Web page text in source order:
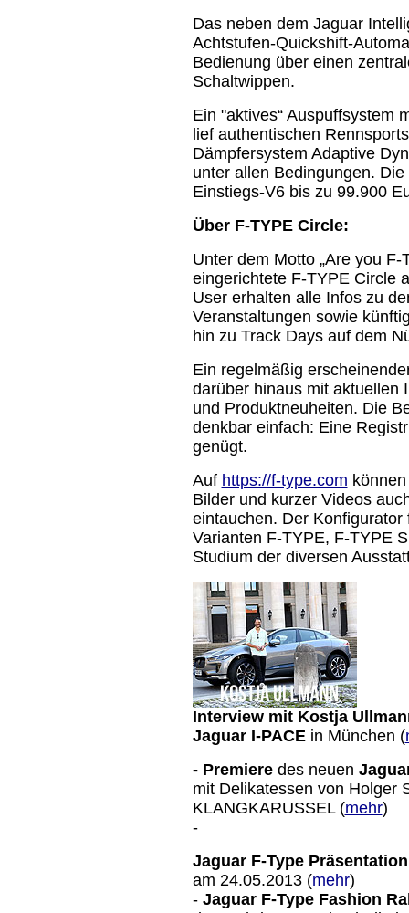
Das neben dem Jaguar
Achtstufen-Quickshift-
Bedienung über einen
Schaltwippen.
Ein "aktives“ Auspuffsystem
lief authentischen
Dämpfersystem Adaptive
unter allen Bedingungen.
Einstiegs-V6 bis zu 99.900
Über F-TYPE Circle:
Unter dem Motto „Are you
eingerichtete F-TYPE Circle
User erhalten alle Infos zu
Veranstaltungen sowie
hin zu Track Days auf dem
Ein regelmäßig
darüber hinaus mit aktuellen
und Produktneuheiten. Die
denkbar einfach: Eine
genügt.
Auf https://f-type.com
Bilder und kurzer Videos
eintauchen. Der
Varianten F-TYPE, F-TYPE
Studium der diversen
Interview mit Kostja
Jaguar I-PACEin München (
- Premieredes neuen
mit Delikatessen von Holger
KLANGKARUSSEL (mehr)
-
Jaguar F-Type Präsentation
am 24.05.2013 (mehr)
- Jaguar F-Type Fashion